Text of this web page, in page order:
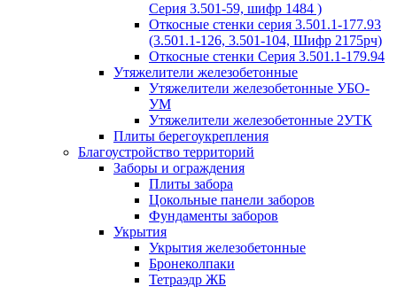
Серия 3.501-59, шифр 1484 )
Откосные стенки серия 3.501.1-177.93
(3.501.1-126, 3.501-104, Шифр 2175рч)
Откосные стенки Серия 3.501.1-179.94
Утяжелители железобетонные
Утяжелители железобетонные УБО-
УМ
Утяжелители железобетонные 2УТК
Плиты берегоукрепления
Благоустройство территорий
Заборы и ограждения
Плиты забора
Цокольные панели заборов
Фундаменты заборов
Укрытия
Укрытия железобетонные
Бронеколпаки
Тетраэдр ЖБ